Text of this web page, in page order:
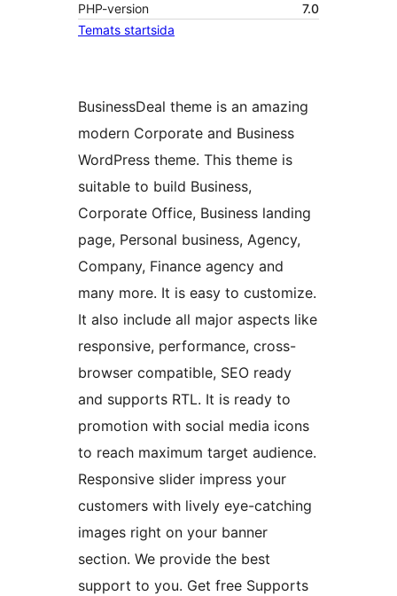
PHP-version
7.0
Temats startsida
BusinessDeal theme is an amazing
modern Corporate and Business
WordPress theme. This theme is
suitable to build Business,
Corporate Office, Business landing
page, Personal business, Agency,
Company, Finance agency and
many more. It is easy to customize.
It also include all major aspects like
responsive, performance, cross-
browser compatible, SEO ready
and supports RTL. It is ready to
promotion with social media icons
to reach maximum target audience.
Responsive slider impress your
customers with lively eye-catching
images right on your banner
section. We provide the best
support to you. Get free Supports